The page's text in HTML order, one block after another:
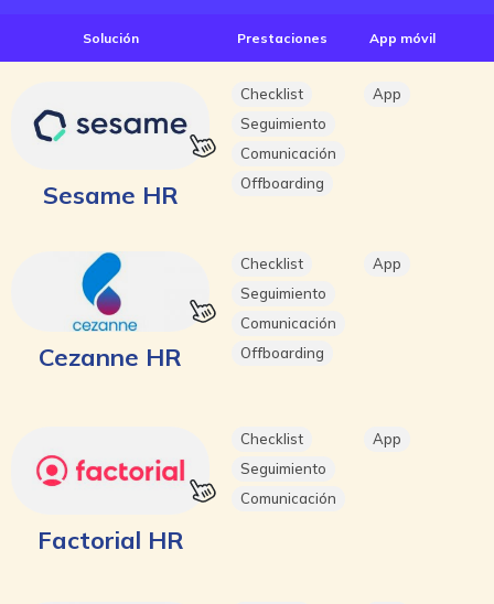
Solución Prestaciones App móvil
Sesame HR
Checklist
Seguimiento
Comunicación
Offboarding
App
Cezanne HR
Checklist
Seguimiento
Comunicación
Offboarding
App
Factorial HR
Checklist
Seguimiento
Comunicación
App